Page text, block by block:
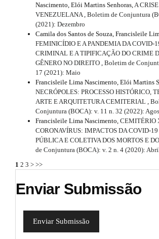
Nascimento, Elói Martins Senhoras, A
VENEZUELANA Boletim de Conjuntura
(2021): Dezembro
Camila dos Santos de Souza, Francisleile
FEMINICÍDIO E A PANDEMIA DA COVID-
CRIMINAL E A TIPIFICAÇÃO DO CRIME
GÊNERO NO DIREITO Boletim de
17 (2021): Maio
Francisleile Lima Nascimento, Elói Martins
NECRÓPOLES: PROCESSO HISTÓRICO,
ARTE E ARQUITETURA CEMITERIAL
Conjuntura (BOCA): v. 11 n. 32 (2022):
Francisleile Lima Nascimento, CEMITÉRIO
CORONAVÍRUS: IMPACTOS DA COVID-
PÚBLICA E COLETIVA DOS MORTOS E
de Conjuntura (BOCA): v. 2 n. 4 (2020):
1 2 3 > >>
Enviar Submissão
Enviar Submissão